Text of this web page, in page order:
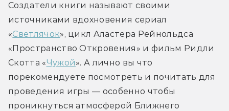
Создатели книги называют своими
источниками вдохновения сериал
«Светлячок», цикл Аластера Рейнольдса
«Пространство Откровения» и фильм Ридли
Скотта «Чужой». А лично вы что
порекомендуете посмотреть и почитать для
проведения игры — особенно чтобы
проникнуться атмосферой Ближнего